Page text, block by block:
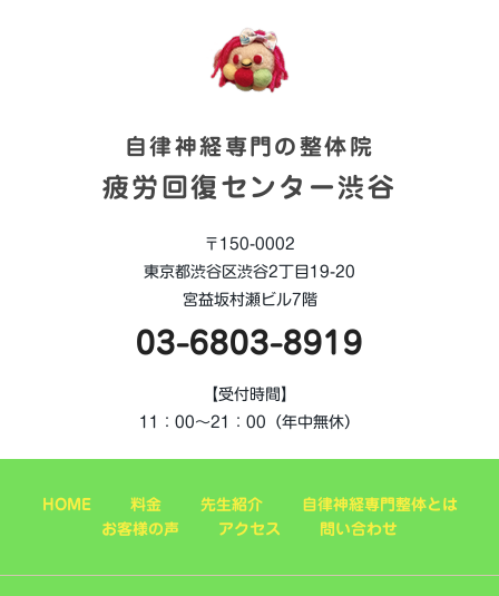
自律神経専門の整体院
疲労回復センター渋谷
〒150-0002
東京都渋谷区渋谷2丁目19-20
宮益坂村瀬ビル7階
03-6803-8919
【受付時間】
11：00～21：00（年中無休）
HOME 料金 先生紹介
自律神経専門整体とは
お客様の声
アクセス 問い合わせ